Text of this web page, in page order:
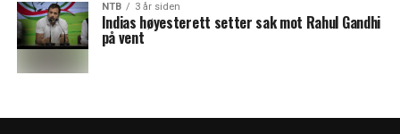
NTB 3 år siden
Indias høyesterett setter sak mot Rahul Gandhi
på vent